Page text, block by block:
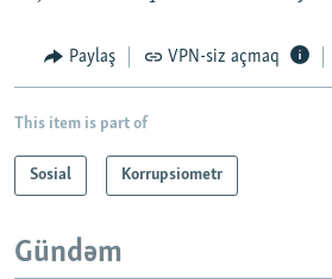
Paylaş VPN-siz açmaq
This item is part of
Sosial Korrupsiometr
Gündəm